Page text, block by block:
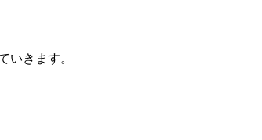
いきます。